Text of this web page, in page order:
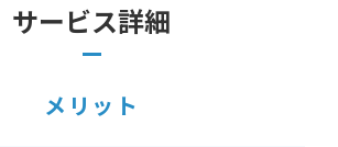
サービス詳細
メリット